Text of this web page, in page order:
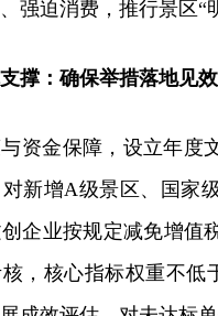
强迫消费，推行景区“
撑：确保举措落地见效
资金保障，设立年度
新增A级景区、国家
企业按规定减免增值
核，核心指标权重不